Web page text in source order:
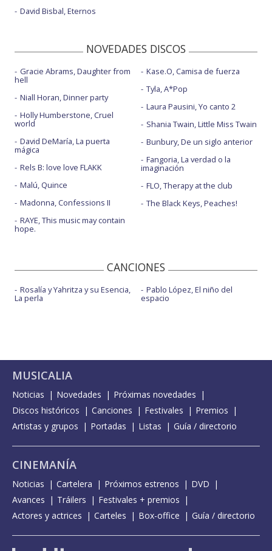
David Bisbal, Eternos
NOVEDADES DISCOS
Gracie Abrams, Daughter from
hell
Niall Horan, Dinner party
Holly Humberstone, Cruel
world
David DeMaría, La puerta
mágica
Rels B: love love FLAKK
Malú, Quince
Madonna, Confessions II
RAYE, This music may contain
hope.
Kase.O, Camisa de fuerza
Tyla, A*Pop
Laura Pausini, Yo canto 2
Shania Twain, Little Miss Twain
Bunbury, De un siglo anterior
Fangoria, La verdad o la
imaginación
FLO, Therapy at the club
The Black Keys, Peaches!
CANCIONES
Rosalía y Yahritza y su Esencia,
La perla
Pablo López, El niño del
espacio
MUSICALIA
Noticias Novedades
Próximas novedades
Discos históricos
Canciones Festivales
Premios
Artistas y grupos
Portadas Listas Guía / directorio
CINEMANÍA
Noticias Cartelera Próximos estrenos
DVD
Avances
Tráilers
Festivales + premios
Actores y actrices
Carteles Box-office Guía / directorio